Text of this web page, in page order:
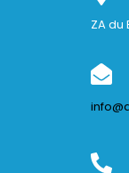
ZA du